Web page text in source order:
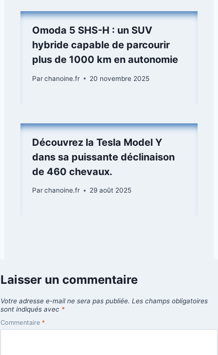
Omoda 5 SHS-H : un SUV
hybride capable de parcourir
plus de 1000 km en autonomie
Parchanoine.fr 20 novembre 2025
Découvrez la Tesla Model Y
dans sa puissante déclinaison
de 460 chevaux.
Parchanoine.fr 29 août 2025
Laisser un commentaire
Votre adresse e-mail ne sera pas publiée. Les champs obligatoires
sont indiqués avec *
Commentaire *